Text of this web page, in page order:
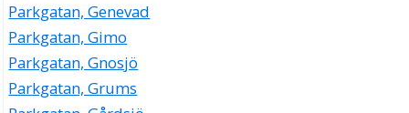
Parkgatan, Genevad
Parkgatan, Gimo
Parkgatan, Gnosjö
Parkgatan, Grums